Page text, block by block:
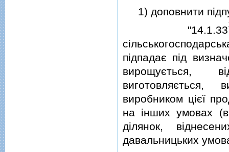
1) доповнити
"14.1.33
пiдпадає пiд
вирощується,
виготовляється,
виробником цiєї
на iнших умовах
дiлянок,
давальницьких